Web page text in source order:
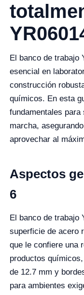
El banco de trabajo
esencial en
construcción
químicos. En esta
fundamentales
marcha,
aprovechar al
Aspectos
6
El banco de trabajo
superficie de acero
que le confiere una
productos
de 12.7 mm y
para ambientes